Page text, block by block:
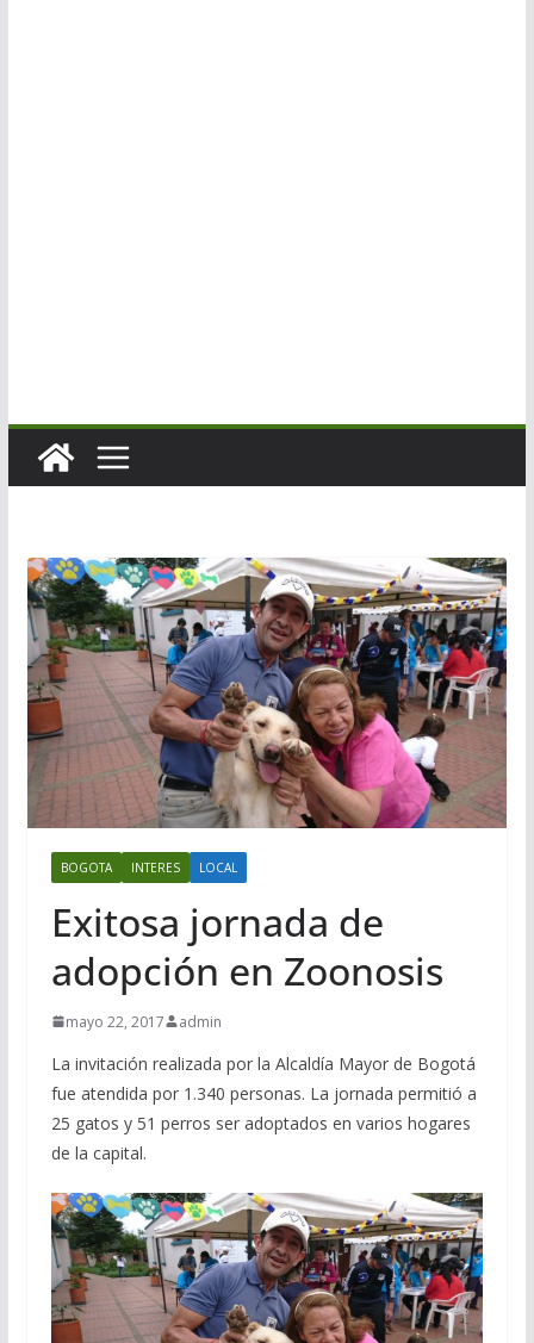
BOGOTA INTERES LOCAL
Exitosa jornada de
adopción en Zoonosis
mayo 22, 2017 admin
La invitación realizada por la Alcaldía Mayor de Bogotá
fue atendida por 1.340 personas. La jornada permitió a
25 gatos y 51 perros ser adoptados en varios hogares
de la capital.